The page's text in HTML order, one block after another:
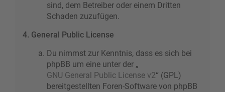
sind, dem Betreiber oder einem Dritten
Schaden zuzufügen.
4. General Public License
Du nimmst zur Kenntnis, dass es sich bei
phpBB um eine unter der „
GNU General Public License v2“ (GPL)
bereitgestellten Foren-Software von phpBB